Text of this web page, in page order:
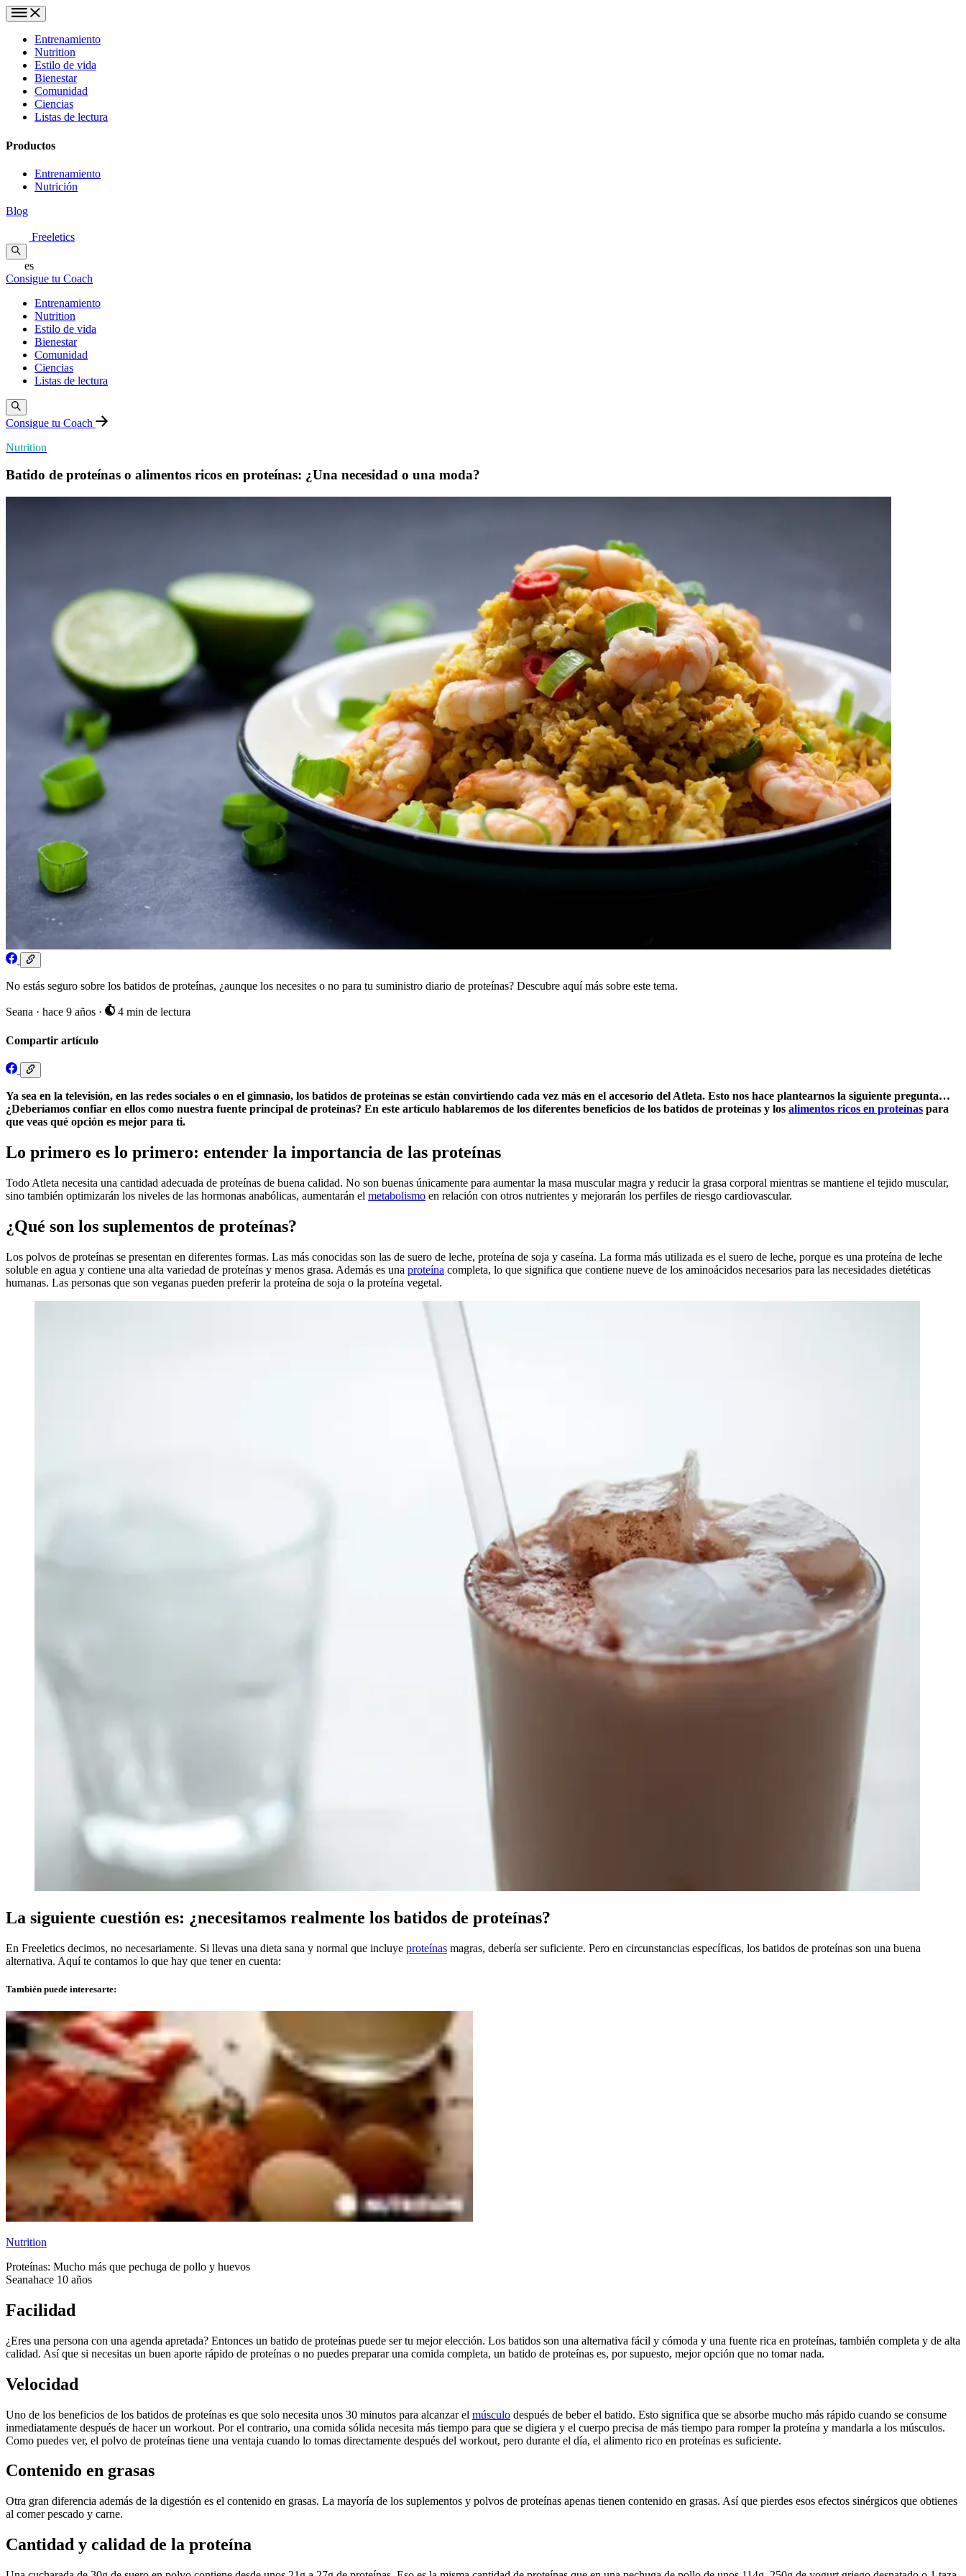
Entrenamiento
Nutrition
Estilo de vida
Bienestar
Comunidad
Ciencias
Listas de lectura
Productos
Entrenamiento
Nutrición
Blog
Freeletics
es
Consigue tu Coach
Entrenamiento
Nutrition
Estilo de vida
Bienestar
Comunidad
Ciencias
Listas de lectura
Consigue tu Coach
Nutrition
Batido de proteínas o alimentos ricos en proteínas: ¿Una necesidad o una moda?
No estás seguro sobre los batidos de proteínas, ¿aunque los necesites o no para tu suministro diario de proteínas? Descubre aquí más sobre este tema.
Seana · hace 9 años · 4 min de lectura
Compartir artículo
Ya sea en la televisión, en las redes sociales o en el gimnasio, los batidos de proteínas se están convirtiendo cada vez más en el accesorio del Atleta. Esto nos hace plantearnos la siguiente pregunta…
¿Deberíamos confiar en ellos como nuestra fuente principal de proteínas? En este artículo hablaremos de los diferentes beneficios de los batidos de proteínas y los alimentos ricos en proteínas para
que veas qué opción es mejor para ti.
Lo primero es lo primero: entender la importancia de las proteínas
Todo Atleta necesita una cantidad adecuada de proteínas de buena calidad. No son buenas únicamente para aumentar la masa muscular magra y reducir la grasa corporal mientras se mantiene el tejido muscular,
sino también optimizarán los niveles de las hormonas anabólicas, aumentarán el metabolismo en relación con otros nutrientes y mejorarán los perfiles de riesgo cardiovascular.
¿Qué son los suplementos de proteínas?
Los polvos de proteínas se presentan en diferentes formas. Las más conocidas son las de suero de leche, proteína de soja y caseína. La forma más utilizada es el suero de leche, porque es una proteína de leche
soluble en agua y contiene una alta variedad de proteínas y menos grasa. Además es una proteína completa, lo que significa que contiene nueve de los aminoácidos necesarios para las necesidades dietéticas
humanas. Las personas que son veganas pueden preferir la proteína de soja o la proteína vegetal.
La siguiente cuestión es: ¿necesitamos realmente los batidos de proteínas?
En Freeletics decimos, no necesariamente. Si llevas una dieta sana y normal que incluye proteínas magras, debería ser suficiente. Pero en circunstancias específicas, los batidos de proteínas son una buena
alternativa. Aquí te contamos lo que hay que tener en cuenta:
También puede interesarte:
Nutrition
Proteínas: Mucho más que pechuga de pollo y huevos
Seanahace 10 años
Facilidad
¿Eres una persona con una agenda apretada? Entonces un batido de proteínas puede ser tu mejor elección. Los batidos son una alternativa fácil y cómoda y una fuente rica en proteínas, también completa y de alta
calidad. Así que si necesitas un buen aporte rápido de proteínas o no puedes preparar una comida completa, un batido de proteínas es, por supuesto, mejor opción que no tomar nada.
Velocidad
Uno de los beneficios de los batidos de proteínas es que solo necesita unos 30 minutos para alcanzar el músculo después de beber el batido. Esto significa que se absorbe mucho más rápido cuando se consume
inmediatamente después de hacer un workout. Por el contrario, una comida sólida necesita más tiempo para que se digiera y el cuerpo precisa de más tiempo para romper la proteína y mandarla a los músculos.
Como puedes ver, el polvo de proteínas tiene una ventaja cuando lo tomas directamente después del workout, pero durante el día, el alimento rico en proteínas es suficiente.
Contenido en grasas
Otra gran diferencia además de la digestión es el contenido en grasas. La mayoría de los suplementos y polvos de proteínas apenas tienen contenido en grasas. Así que pierdes esos efectos sinérgicos que obtienes
al comer pescado y carne.
Cantidad y calidad de la proteína